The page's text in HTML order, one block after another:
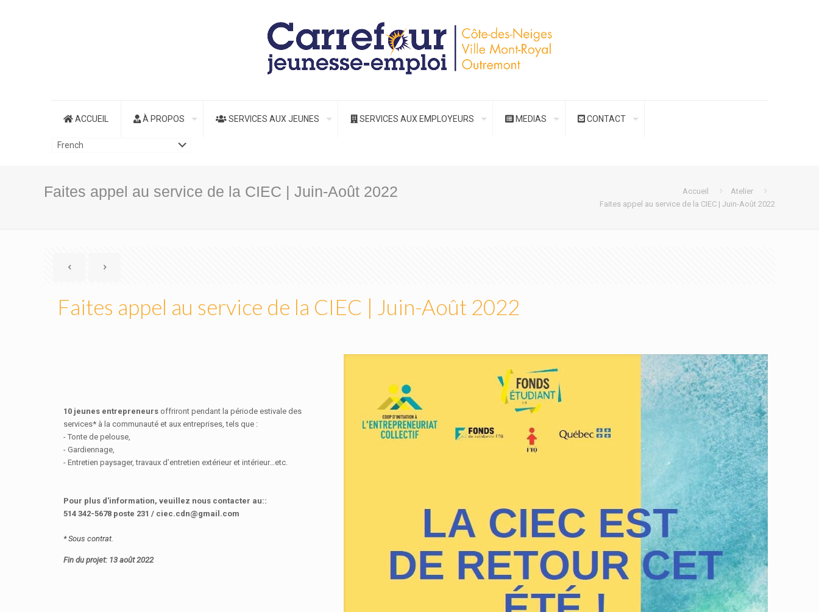
ACCUEIL À PROPOS SERVICES AUX JEUNES SERVICES AUX EMPLOYEURS MEDIAS CONTACT
Faites appel au service de la CIEC | Juin-Août 2022 Accueil
Atelier
Faites appel au service de la CIEC | Juin-Août 2022
Faites appel au service de la CIEC | Juin-Août 2022
10 jeunes entrepreneurs offriront pendant la période estivale des
services* à la communauté et aux entreprises, tels que :
- Tonte de pelouse,
- Gardiennage,
- Entretien paysager, travaux d’entretien extérieur et intérieur…etc.
Pour plus d'information, veuillez nous contacter au::
514 342-5678 poste 231 / ciec.cdn@gmail.com
* Sous contrat.
Fin du projet: 13 août 2022